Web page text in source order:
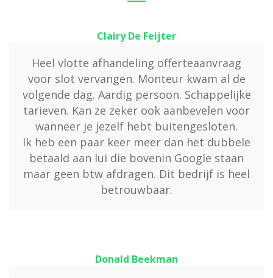
Clairy De Feijter
Heel vlotte afhandeling offerteaanvraag
voor slot vervangen. Monteur kwam al de
volgende dag. Aardig persoon. Schappelijke
tarieven. Kan ze zeker ook aanbevelen voor
wanneer je jezelf hebt buitengesloten.
Ik heb een paar keer meer dan het dubbele
betaald aan lui die bovenin Google staan
maar geen btw afdragen. Dit bedrijf is heel
betrouwbaar.
Donald Beekman